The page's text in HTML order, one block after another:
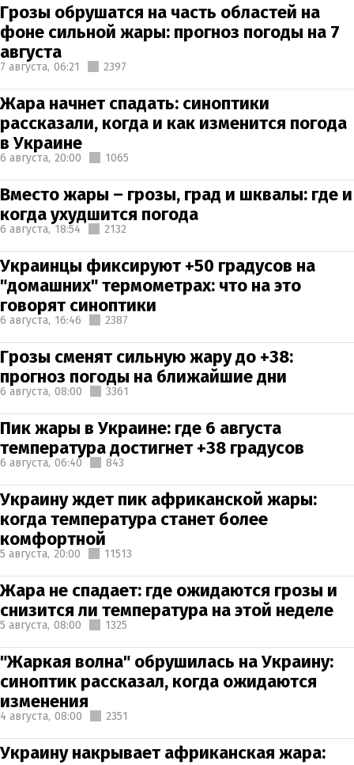
Грозы обрушатся на часть областей на
фоне сильной жары: прогноз погоды на 7
августа
7 августа, 06:21 2397
Жара начнет спадать: синоптики
рассказали, когда и как изменится погода
в Украине
6 августа, 20:00 1065
Вместо жары – грозы, град и шквалы: где и
когда ухудшится погода
6 августа, 18:54 2132
Украинцы фиксируют +50 градусов на
"домашних" термометрах: что на это
говорят синоптики
6 августа, 16:46 2387
Грозы сменят сильную жару до +38:
прогноз погоды на ближайшие дни
6 августа, 08:00 3361
Пик жары в Украине: где 6 августа
температура достигнет +38 градусов
6 августа, 06:40 843
Украину ждет пик африканской жары:
когда температура станет более
комфортной
5 августа, 20:00 11513
Жара не спадает: где ожидаются грозы и
снизится ли температура на этой неделе
5 августа, 08:00 1325
"Жаркая волна" обрушилась на Украину:
синоптик рассказал, когда ожидаются
изменения
4 августа, 08:00 2351
Украину накрывает африканская жара: